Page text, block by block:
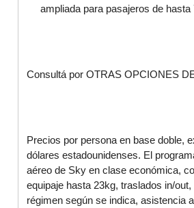
ampliada para pasajeros de hasta
Consultá por OTRAS OPCIONES
Precios por persona en base doble,
dólares estadounidenses. El
aéreo de Sky en clase económica,
equipaje hasta 23kg, traslados in/
régimen según se indica, asistencia